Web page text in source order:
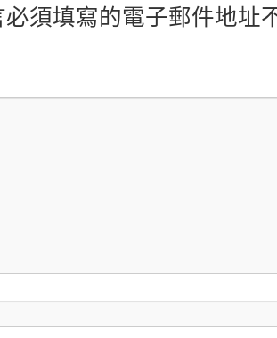
須填寫的電子郵件地址